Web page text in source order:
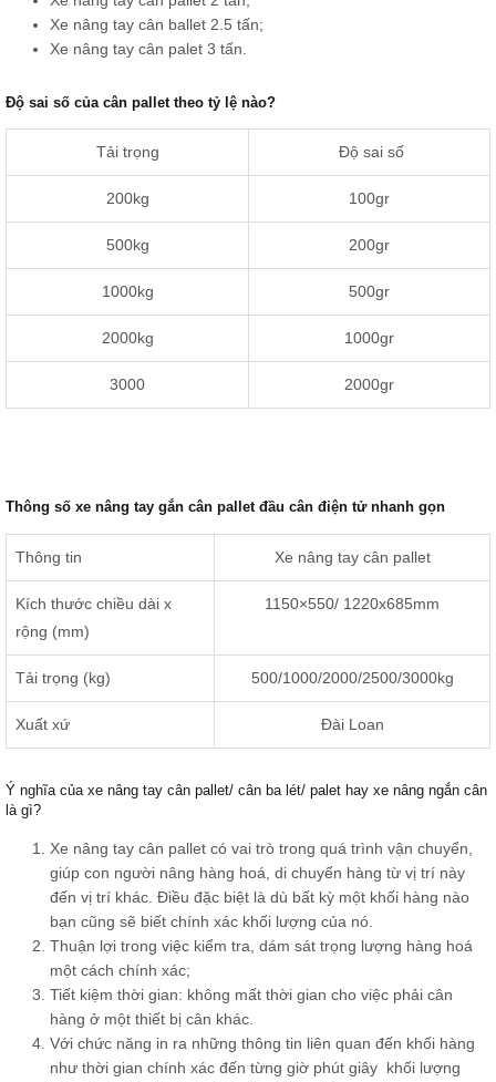
Xe nâng tay cân ballet 2.5 tấn;
Xe nâng tay cân palet 3 tấn.
Độ sai số của cân pallet theo tỷ lệ nào?
Tải trọng Độ sai số
200kg 100gr
500kg 200gr
1000kg 500gr
2000kg 1000gr
3000 2000gr
Thông số xe nâng tay gắn cân pallet đầu cân điện tử nhanh gọn
Thông tin Xe nâng tay cân pallet
Kích thước chiều dài x
rộng (mm)
1150×550/ 1220x685mm
Tải trọng (kg) 500/1000/2000/2500/3000kg
Xuất xứ Đài Loan
Ý nghĩa của xe nâng tay cân pallet/ cân ba lét/ palet hay xe nâng ngắn cân
là gì?
Xe nâng tay cân pallet có vai trò trong quá trình vận chuyển,
giúp con người nâng hàng hoá, di chuyển hàng từ vị trí này
đến vị trí khác. Điều đặc biệt là dù bất kỳ một khối hàng nào
bạn cũng sẽ biết chính xác khối lượng của nó.
Thuận lợi trong việc kiểm tra, dám sát trọng lượng hàng hoá
một cách chính xác;
Tiết kiệm thời gian: không mất thời gian cho việc phải cân
hàng ở một thiết bị cân khác.
Với chức năng in ra những thông tin liên quan đến khối hàng
như thời gian chính xác đến từng giờ phút giây khối lượng